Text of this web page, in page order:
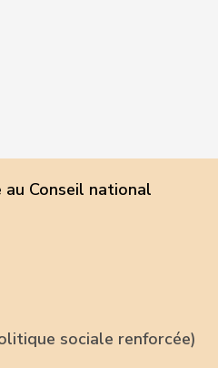
Conseil national
sociale renforcée)